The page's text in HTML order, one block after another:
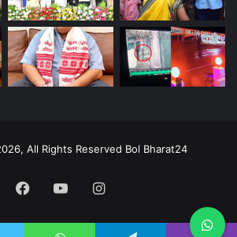
All Rights Reserved Bol Bharat24
Facebook
YouTubeInstagram